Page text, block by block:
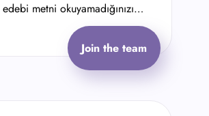
metni okuyamadığınızı
Join the team